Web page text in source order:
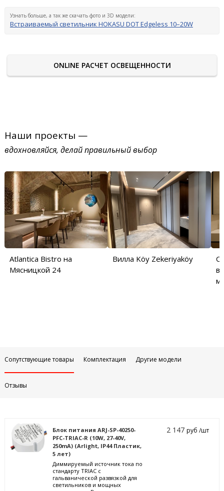
Узнать больше, а так же скачать фото и 3D модели:
Встраиваемый светильник HOKASU DOT Edgeless 10–20W
ONLINE РАСЧЕТ ОСВЕЩЕННОСТИ
Наши проекты —
вдохновляйся, делай правильный выбор
Atlantica Bistro на
Мясницкой 24
Вилла Köy Zekeriyaköy
Сопутствующие товары Комплектация Другие модели
Отзывы
Блок питания ARJ-SP-40250-
PFC-TRIAC-R (10W, 27-40V,
250mA) (Arlight, IP44 Пластик,
5 лет)
Диммируемый источник тока по
стандарту TRIAC с
гальванической развязкой для
светильников и мощных
2 147руб /шт